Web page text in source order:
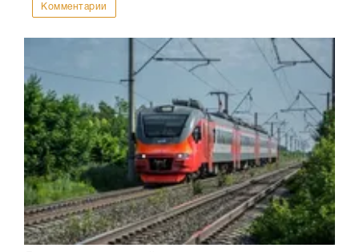
Комментарии